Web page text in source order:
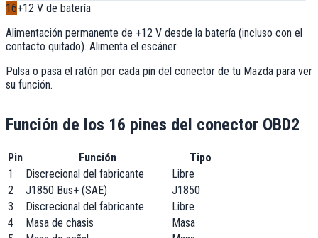
16+12 V de batería
Alimentación permanente de +12 V desde la batería (incluso con el
contacto quitado). Alimenta el escáner.
Pulsa o pasa el ratón por cada pin del conector de tu Mazda para ver
su función.
Función de los 16 pines del conector OBD2
Pin Función
Tipo
1
Discrecional del fabricante
Libre
2
J1850 Bus+ (SAE)
J1850
3
Discrecional del fabricante
Libre
4
Masa de chasis
Masa